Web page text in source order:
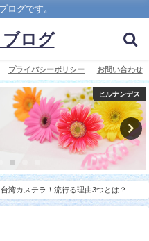
ログです。
ログ
プライバシーポリシー お問い合わせ
ヒルナンデス
台湾カステラ！流行る理由3つとは？